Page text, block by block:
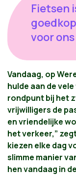
Fietsen
voor
Vandaag, op
hulde aan de
rondpunt bij het
vrijwilligers de
en vriendelijke
het verkeer,”
kiezen elke dag
slimme manier
hen vandaag in